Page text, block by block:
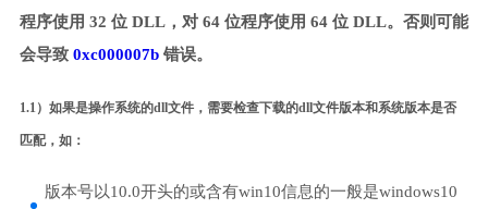
程序使用 32 位 DLL，对 64 位程序使用 64 位 DLL。否则可能
会导致 0xc000007b错误。
1.1）如果是操作系统的dll文件，需要检查下载的dll文件版本和系统版本是否
匹配，如：
版本号以10.0开头的或含有win10信息的一般是windows10